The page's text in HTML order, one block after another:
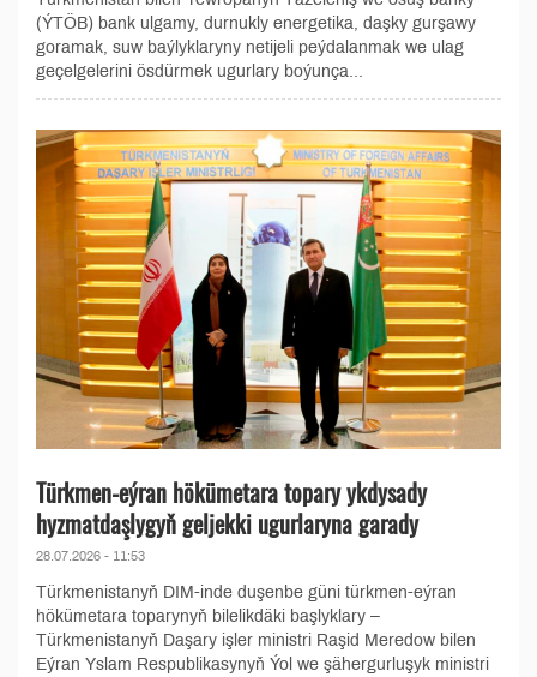
(ÝTÖB) bank ulgamy, durnukly energetika, daşky gurşawy
goramak, suw baýlyklaryny netijeli peýdalanmak we ulag
geçelgelerini ösdürmek ugurlary boýunça...
Türkmen-eýran hökümetara topary ykdysady
hyzmatdaşlygyň geljekki ugurlaryna garady
28.07.2026 - 11:53
Türkmenistanyň DIM-inde duşenbe güni türkmen-eýran
hökümetara toparynyň bilelikdäki başlyklary –
Türkmenistanyň Daşary işler ministri Raşid Meredow bilen
Eýran Yslam Respublikasynyň Ýol we şähergurluşyk ministri